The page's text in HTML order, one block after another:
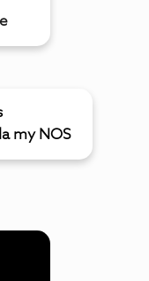
my NOS